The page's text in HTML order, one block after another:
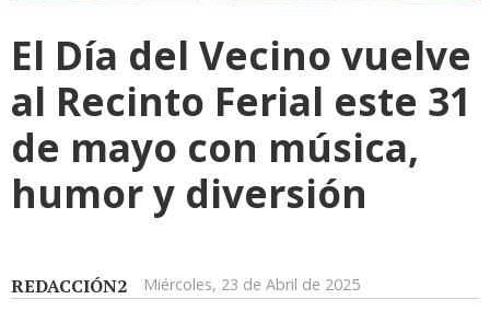
El Día del Vecino vuelve
al Recinto Ferial este 31
de mayo con música,
humor y diversión
REDACCIÓN2 Miércoles, 23 de Abril de 2025